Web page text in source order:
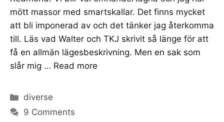
mött massor med smartskallar. Det finns mycket
att bli imponerad av och det tänker jag återkomma
till. Läs vad Walter och TKJ skrivit så länge för att
få en allmän lägesbeskrivning. Men en sak som
slår mig … Read more
Categories
diverse
9 Comments